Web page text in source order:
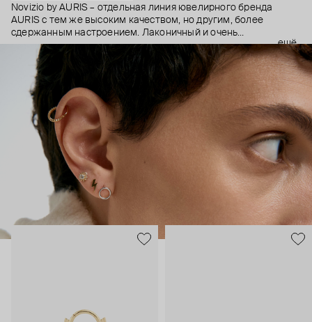
Novizio by AURIS – отдельная линия ювелирного бренда
AURIS с тем же высоким качеством, но другим, более
сдержанным настроением. Лаконичный и очень
ненавязчивый дизайн, качественные материалы и высокие
технологии производства – этот пирсинг становится
практически продолжением тела, так, чтобы носить было
безопасно и комфортно в любой ситуации.
ещё